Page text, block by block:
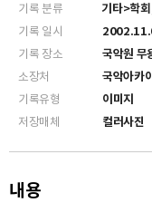
기록 분류
기타>학
기록 일시
기록 장소
국악원 무
소장처
국악아카
기록유형
이미지
저장매체
컬러사진
내용